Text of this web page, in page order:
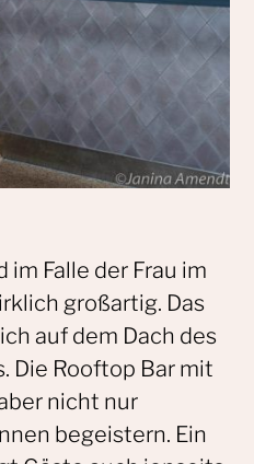
im Falle der Frau im
großartig. Das
auf dem Dach des
Die Rooftop Bar mit
nicht nur
begeistern. Ein